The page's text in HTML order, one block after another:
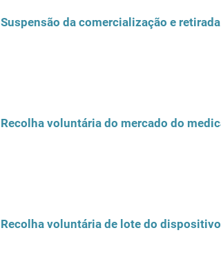
Suspensão da comercialização e
Recolha voluntária do mercado do
Recolha voluntária de lote do